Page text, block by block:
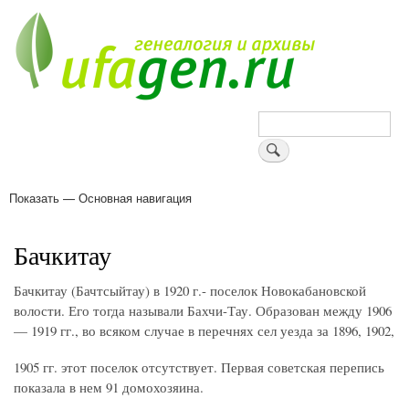
основному
содержанию
Поиск
Основная
Показать — Основная навигация
Бачкитау
Бачкитау (Бачтсыйтау) в 1920 г.- поселок Новокабановской
волости. Его тогда называли Бахчи-Тау. Образован между 1906
— 1919 гг., во всяком случае в перечнях сел уезда за 1896, 1902,
1905 гг. этот поселок отсутствует. Первая советская перепись
показала в нем 91 домохозяина.